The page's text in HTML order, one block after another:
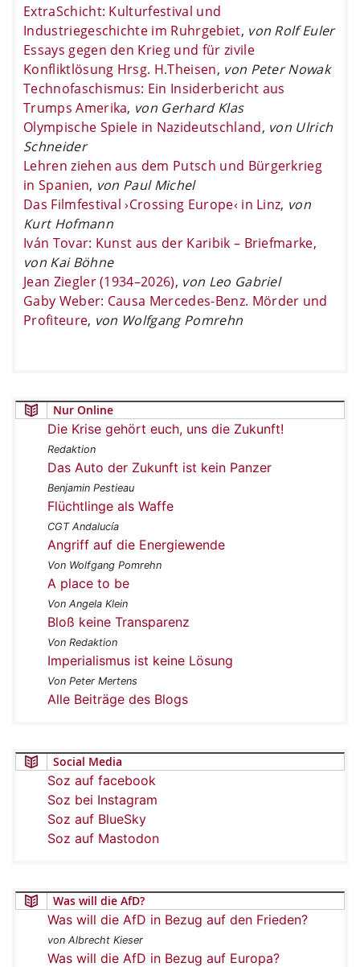
ExtraSchicht: Kulturfestival und
Industriegeschichte im Ruhrgebiet, von Rolf Euler
Essays gegen den Krieg und für zivile
Konfliktlösung Hrsg. H.Theisen, von Peter Nowak
Technofaschismus: Ein Insiderbericht aus
Trumps Amerika, von Gerhard Klas
Olympische Spiele in Nazideutschland, von Ulrich
Schneider
Lehren ziehen aus dem Putsch und Bürgerkrieg
in Spanien, von Paul Michel
Das Filmfestival ›Crossing Europe‹ in Linz, von
Kurt Hofmann
Iván Tovar: Kunst aus der Karibik – Briefmarke,
von Kai Böhne
Jean Ziegler (1934–2026), von Leo Gabriel
Gaby Weber: Causa Mercedes-Benz. Mörder und
Profiteure, von Wolfgang Pomrehn
Nur Online
Die Krise gehört euch, uns die Zukunft!
Redaktion
Das Auto der Zukunft ist kein Panzer
Benjamin Pestieau
Flüchtlinge als Waffe
CGT Andalucía
Angriff auf die Energiewende
Von Wolfgang Pomrehn
A place to be
Von Angela Klein
Bloß keine Transparenz
Von Redaktion
Imperialismus ist keine Lösung
Von Peter Mertens
Alle Beiträge des Blogs
Social Media
Soz auf facebook
Soz bei Instagram
Soz auf BlueSky
Soz auf Mastodon
Was will die AfD?
Was will die AfD in Bezug auf den Frieden?
von Albrecht Kieser
Was will die AfD in Bezug auf Europa?